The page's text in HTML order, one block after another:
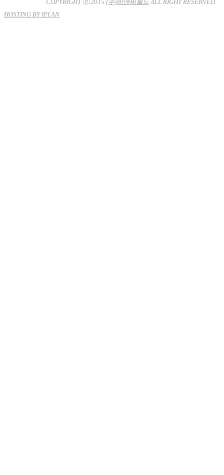
COPYRIGHT ⓒ 2015 (주)비앤씨월드ALL RIGHT RESERVED.
HOSTING BY IPLAN